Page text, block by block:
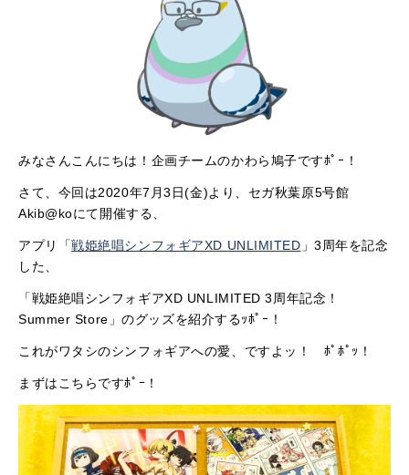
みなさんこんにちは！企画チームのかわら鳩子ですﾎﾟｰ！
さて、今回は2020年7月3日(金)より、セガ秋葉原5号館
Akib@koにて開催する、
アプリ「戦姫絶唱シンフォギアXD UNLIMITED 」3周年を記念
した、
「戦姫絶唱シンフォギアXD UNLIMITED 3周年記念！
Summer Store」のグッズを紹介するｯﾎﾟｰ！
これがワタシのシンフォギアへの愛、ですよッ！ ﾎﾟﾎﾟｯ！
まずはこちらですﾎﾟｰ！